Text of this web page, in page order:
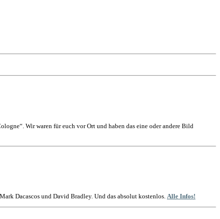
Wir waren für euch vor Ort und haben das eine oder andere Bild
Dacascos und David Bradley. Und das absolut kostenlos. Alle Infos!